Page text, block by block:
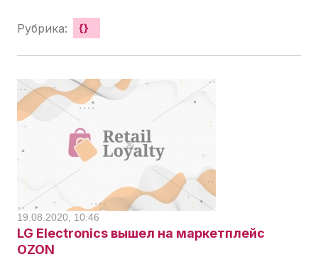
Рубрика: {}
19.08.2020, 10:46
LG Electronics вышел на маркетплейс
OZON